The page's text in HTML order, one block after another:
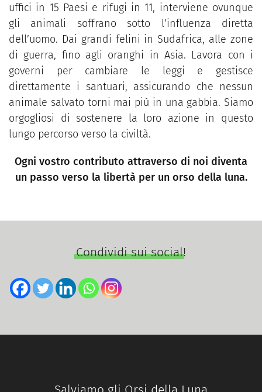
uffici in 15 Paesi e rifugi in 11, interviene ovunque
gli animali soffrano sotto l’influenza diretta
dell’uomo. Dai grandi felini in Sudafrica, alle zone
di guerra, fino agli oranghi in Asia. Lavora con i
governi per cambiare le leggi e gestisce
direttamente i santuari, assicurando che nessun
animale salvato torni mai più in una gabbia. Siamo
orgogliosi di sostenere la loro azione in questo
lungo percorso verso la civiltà.
Ogni vostro contributo attraverso di noi diventa
un passo verso la libertà per un orso della luna.
Condividi sui social!